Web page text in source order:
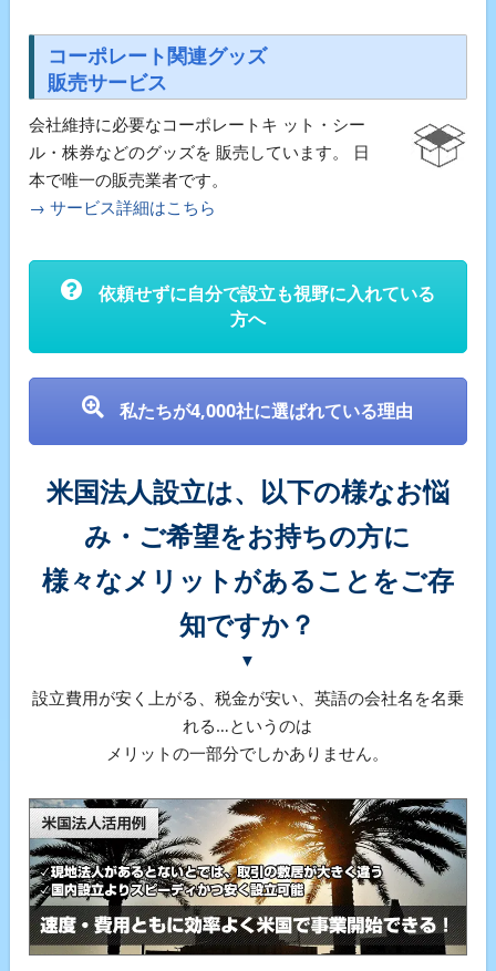
コーポレート関連グッズ
販売サービス
会社維持に必要なコーポレートキ ット・シー
ル・株券などのグッズを 販売しています。 日
本で唯一の販売業者です。
→ サービス詳細はこちら
依頼せずに自分で設立も視野に入れている
方へ
私たちが4,000社に選ばれている理由
米国法人設立は、以下の様なお悩
み・ご希望をお持ちの方に
様々なメリットがあることをご存
知ですか？
▼
設立費用が安く上がる、税金が安い、英語の会社名を名乗
れる…というのは
メリットの一部分でしかありません。